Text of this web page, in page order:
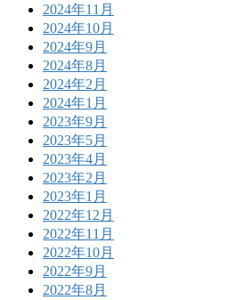
2024年11月
2024年10月
2024年9月
2024年8月
2024年2月
2024年1月
2023年9月
2023年5月
2023年4月
2023年2月
2023年1月
2022年12月
2022年11月
2022年10月
2022年9月
2022年8月